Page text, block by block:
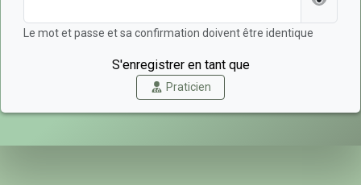
Le mot et passe et sa confirmation doivent être identique
S'enregistrer en tant que
Praticien